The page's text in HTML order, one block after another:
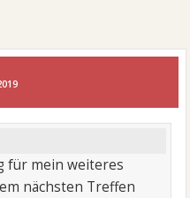
für mein weiteres
nächsten Treffen